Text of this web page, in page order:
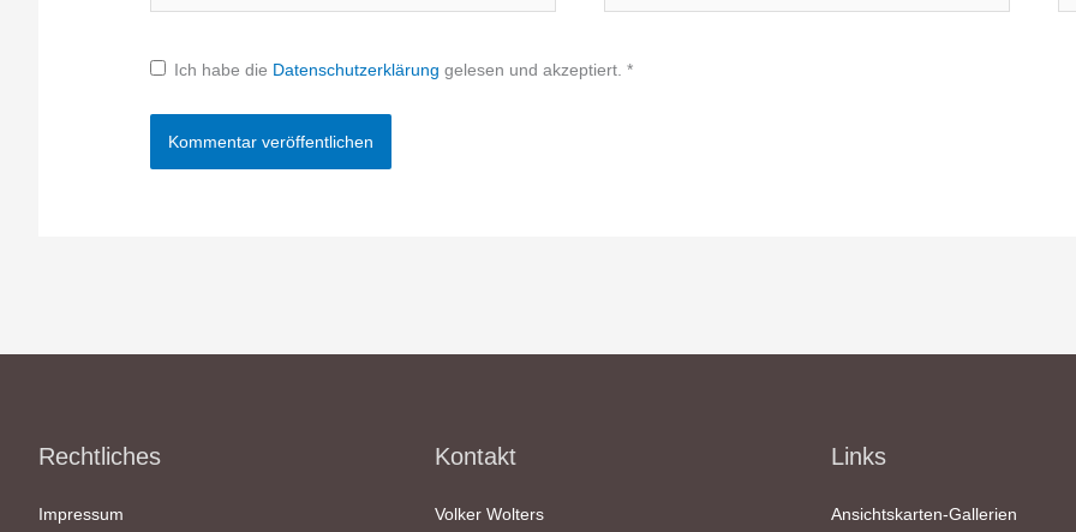
Mail-
Ich habe die Datenschutzerklärunggelesen und akzeptiert. *
Rechtliches
Impressum
Kontakt
Volker Wolters
Links
Ansichtskarten-Gallerien